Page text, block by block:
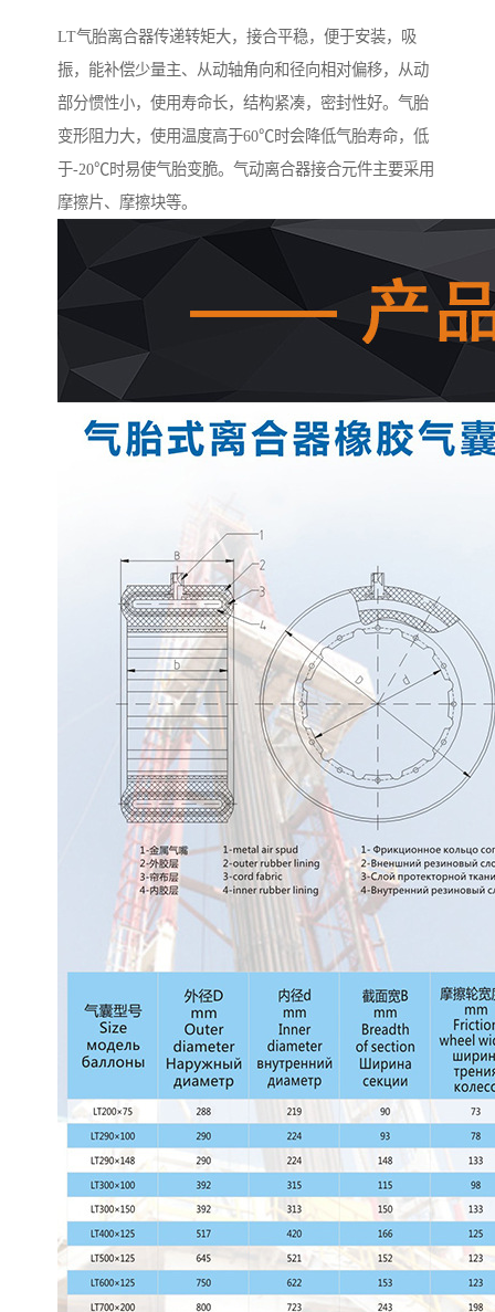
LT气胎离合器传递转矩大，接合平稳，便于安装，吸
振，能补偿少量主、从动轴角向和径向相对偏移，从动
部分惯性小，使用寿命长，结构紧凑，密封性好。气胎
变形阻力大，使用温度高于60℃时会降低气胎寿命，低
于-20℃时易使气胎变脆。气动离合器接合元件主要采用
摩擦片、摩擦块等。